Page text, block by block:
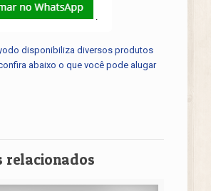
.
disponibiliza diversos produtos
abaixo o que você pode alugar
relacionados